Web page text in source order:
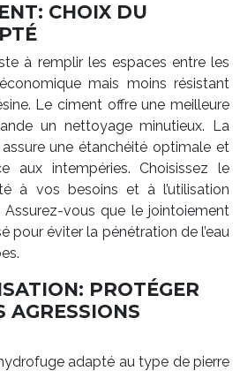
CHOIX DU
à remplir les espaces entre les
mais moins résistant
Le ciment offre une meilleure
un nettoyage minutieux. La
une étanchéité optimale et
aux intempéries. Choisissez le
à vos besoins et à l’utilisation
vous que le jointoiement
pour éviter la pénétration de l’eau
PROTÉGER
AGRESSIONS
adapté au type de pierre